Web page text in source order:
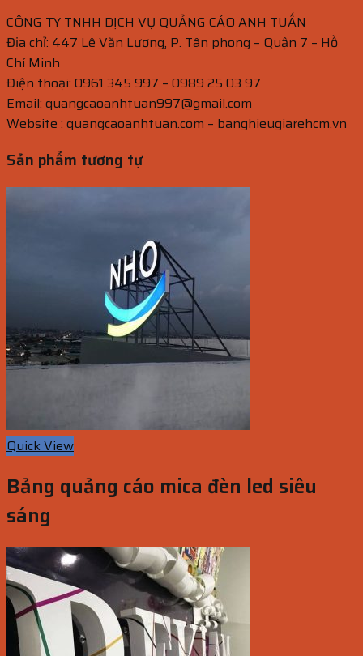
CÔNG TY TNHH DỊCH VỤ QUẢNG CÁO ANH TUẤN
Địa chỉ: 447 Lê Văn Lương, P. Tân phong – Quận 7 – Hồ
Chí Minh
Điện thoại: 0961 345 997 – 0989 25 03 97
Email: quangcaoanhtuan997@gmail.com
Website : quangcaoanhtuan.com – banghieugiarehcm.vn
Sản phẩm tương tự
Quick View
Bảng quảng cáo mica đèn led siêu
sáng